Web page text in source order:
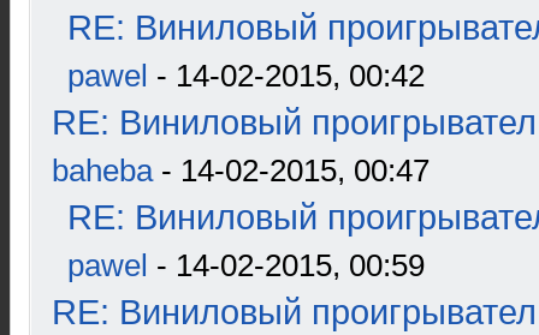
RE: Виниловый
pawel - 14-02-2015, 00:42
RE: Виниловый
baheba- 14-02-2015, 00:47
RE: Виниловый
pawel - 14-02-2015, 00:59
RE: Виниловый